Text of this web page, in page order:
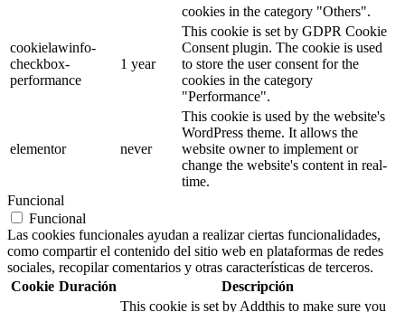
cookies in the category "Others".
cookielawinfo-
checkbox-
performance
1 year
This cookie is set by GDPR Cookie
Consent plugin. The cookie is used
to store the user consent for the
cookies in the category
"Performance".
elementor never
This cookie is used by the website's
WordPress theme. It allows the
website owner to implement or
change the website's content in real-
time.
Funcional
Funcional
Las cookies funcionales ayudan a realizar ciertas funcionalidades,
como compartir el contenido del sitio web en plataformas de redes
sociales, recopilar comentarios y otras características de terceros.
Cookie Duración Descripción
This cookie is set by Addthis to make sure you